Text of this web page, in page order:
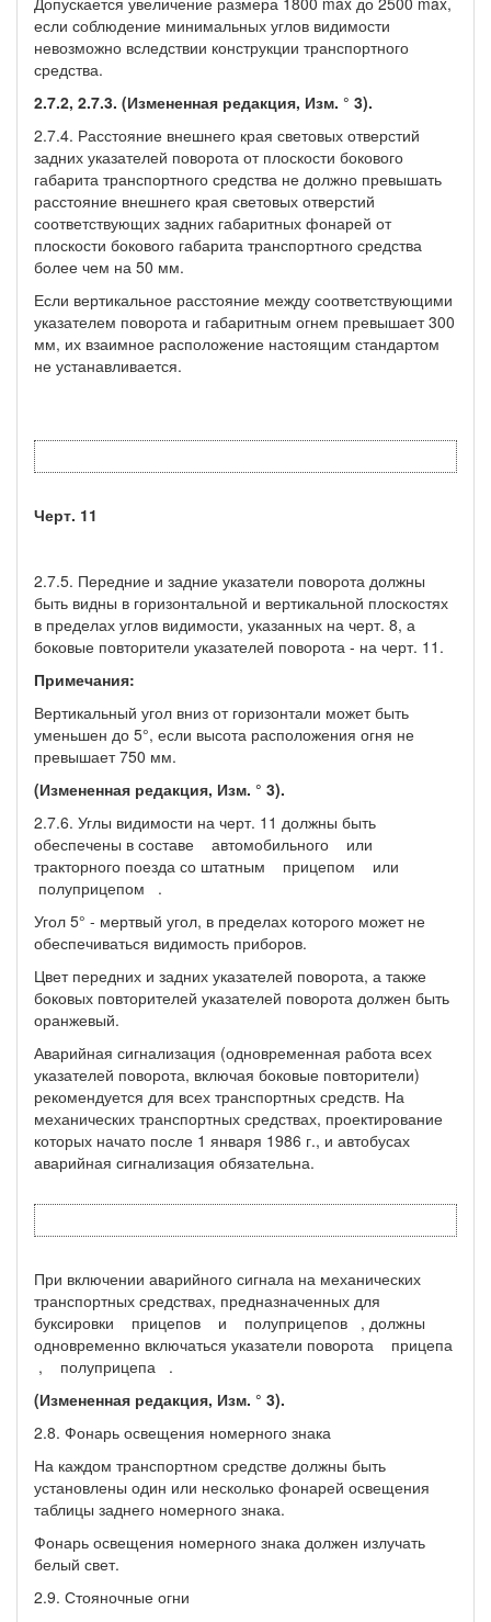
если соблюдение минимальных углов видимости
невозможно вследствии конструкции транспортного
средства.
2.7.2, 2.7.3. (Измененная редакция, Изм. ° 3).
2.7.4. Расстояние внешнего края световых отверстий
задних указателей поворота от плоскости бокового
габарита транспортного средства не должно превышать
расстояние внешнего края световых отверстий
соответствующих задних габаритных фонарей от
плоскости бокового габарита транспортного средства
более чем на 50 мм.
Если вертикальное расстояние между соответствующими
указателем поворота и габаритным огнем превышает 300
мм, их взаимное расположение настоящим стандартом
не устанавливается.
Черт. 11
2.7.5. Передние и задние указатели поворота должны
быть видны в горизонтальной и вертикальной плоскостях
в пределах углов видимости, указанных на черт. 8, а
боковые повторители указателей поворота - на черт. 11.
Примечания:
Вертикальный угол вниз от горизонтали может быть
уменьшен до 5°, если высота расположения огня не
превышает 750 мм.
(Измененная редакция, Изм. ° 3).
2.7.6. Углы видимости на черт. 11 должны быть
обеспечены в составе автомобильного или
тракторного поезда со штатным прицепом или
полуприцепом .
Угол 5° - мертвый угол, в пределах которого может не
обеспечиваться видимость приборов.
Цвет передних и задних указателей поворота, а также
боковых повторителей указателей поворота должен быть
оранжевый.
Аварийная сигнализация (одновременная работа всех
указателей поворота, включая боковые повторители)
рекомендуется для всех транспортных средств. На
механических транспортных средствах, проектирование
которых начато после 1 января 1986 г., и автобусах
аварийная сигнализация обязательна.
При включении аварийного сигнала на механических
транспортных средствах, предназначенных для
буксировки прицепов и полуприцепов , должны
одновременно включаться указатели поворота прицепа
, полуприцепа .
(Измененная редакция, Изм. ° 3).
2.8. Фонарь освещения номерного знака
На каждом транспортном средстве должны быть
установлены один или несколько фонарей освещения
таблицы заднего номерного знака.
Фонарь освещения номерного знака должен излучать
белый свет.
2.9. Стояночные огни